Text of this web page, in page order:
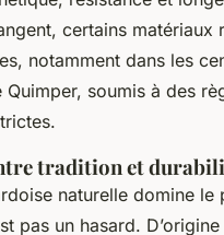
certains matériaux
notamment dans les
Quimper, soumis à des
tradition et
naturelle domine le
pas un hasard.